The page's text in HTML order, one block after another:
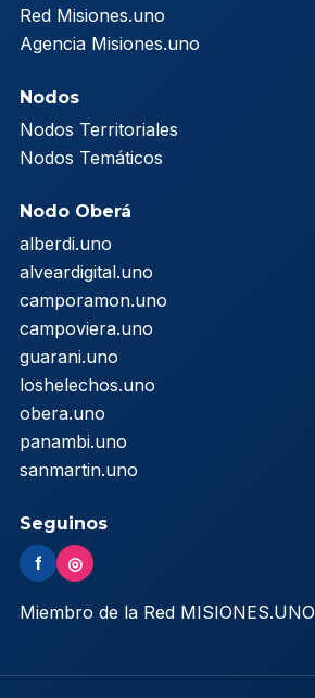
Red Misiones.uno
Agencia Misiones.uno
Nodos
Nodos Territoriales
Nodos Temáticos
Nodo Oberá
alberdi.uno
alveardigital.uno
camporamon.uno
campoviera.uno
guarani.uno
loshelechos.uno
obera.uno
panambi.uno
sanmartin.uno
Seguinos
f ◎
Miembro de la Red MISIONES.UNO